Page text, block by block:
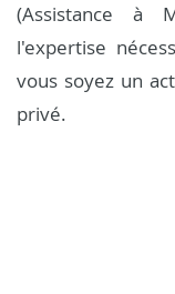
(Assistance à
l'expertise
vous soyez un
privé.